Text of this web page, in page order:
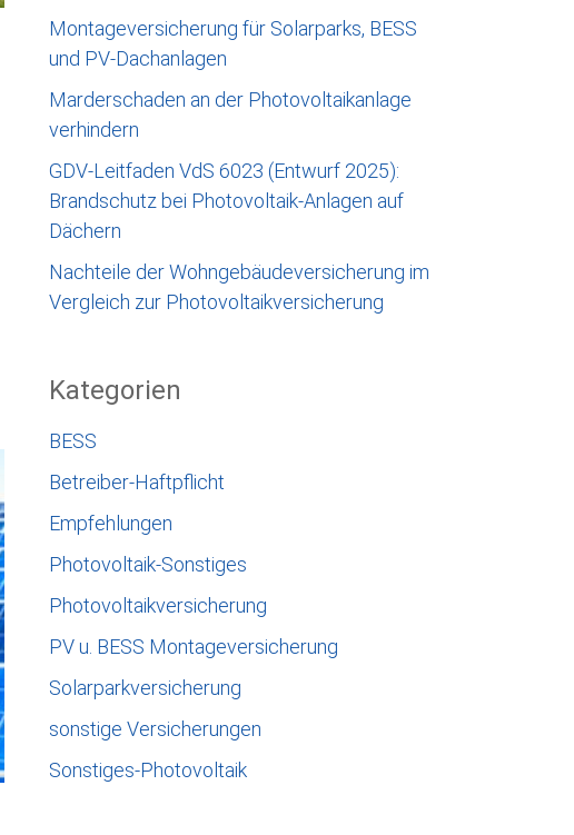
Montageversicherung für Solarparks, BESS
und PV-Dachanlagen
Marderschaden an der Photovoltaikanlage
verhindern
GDV-Leitfaden VdS 6023 (Entwurf 2025):
Brandschutz bei Photovoltaik-Anlagen auf
Dächern
Nachteile der Wohngebäudeversicherung im
Vergleich zur Photovoltaikversicherung
Kategorien
BESS
Betreiber-Haftpflicht
Empfehlungen
Photovoltaik-Sonstiges
Photovoltaikversicherung
PV u. BESS Montageversicherung
Solarparkversicherung
sonstige Versicherungen
Sonstiges-Photovoltaik